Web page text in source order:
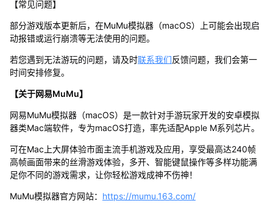
【常见问题】
部分游戏版本更新后，在MuMu模拟器（macOS）上可能会出现启
动报错或运行崩溃等无法使用的问题。
若您遇到无法游玩的问题，请及时联系我们反馈问题，我们会第一
时间安排修复。
【关于网易MuMu】
网易MuMu模拟器（macOS）是一款针对手游玩家开发的安卓模拟
器类Mac端软件，专为macOS打造，率先适配Apple M系列芯片。
可在Mac上大屏体验市面主流手机游戏及应用，享受最高达240帧
高帧画面带来的丝滑游戏体验，多开、智能键鼠操作等多样功能满
足你不同的游戏需求，让你轻松游戏成神不伤神！
MuMu模拟器官方网站： https://mumu.163.com/